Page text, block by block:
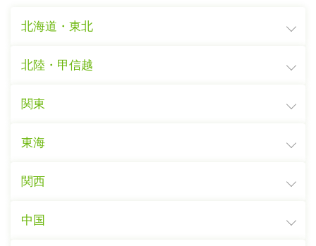
北海道・東北
北陸・甲信越
関東
東海
関西
中国